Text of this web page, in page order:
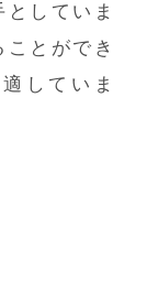
していま
とができ
していま